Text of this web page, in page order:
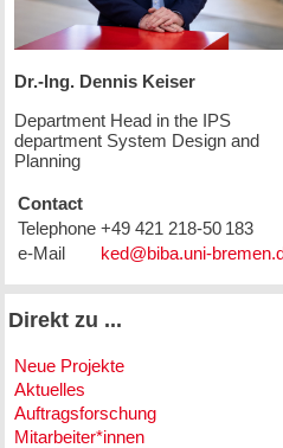
Dr.-Ing. Dennis Keiser
Department Head in the IPS
department System Design and
Planning
Contact
Telephone +49 421 218-50 183
e-Mail
Direkt zu ...
Neue Projekte
Aktuelles
Auftragsforschung
Mitarbeiter*innen